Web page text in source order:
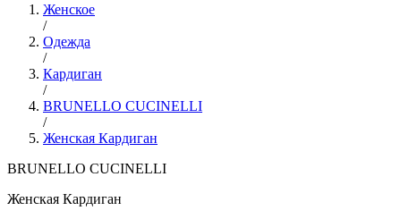
Женское
/
Одежда
/
Кардиган
/
BRUNELLO CUCINELLI
/
Женская Кардиган
BRUNELLO CUCINELLI
Женская Кардиган